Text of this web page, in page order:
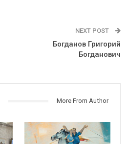
NEXT POST
Богданов Григорий
Богданович
More From Author